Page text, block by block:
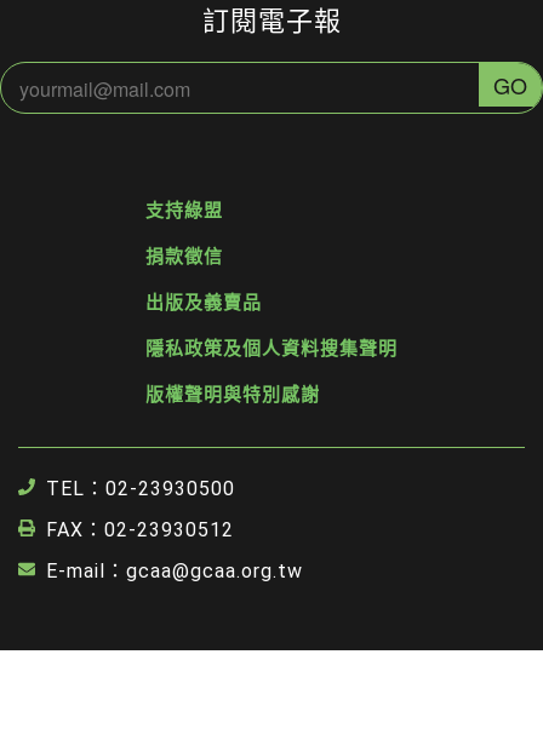
訂閱電子報
支持綠盟
捐款徵信
出版及義賣品
隱私政策及個人資料搜集聲明
版權聲明與特別感謝
TEL：02-23930500
FAX：02-23930512
E-mail：gcaa@gcaa.org.tw